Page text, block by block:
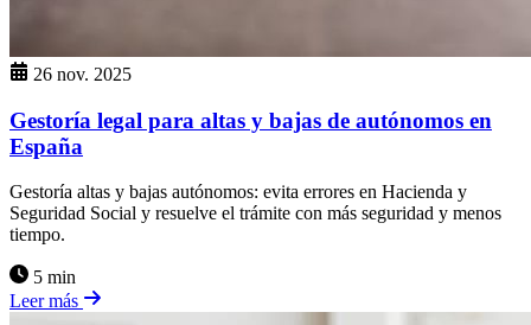
26 nov. 2025
Gestoría legal para altas y bajas de autónomos en
España
Gestoría altas y bajas autónomos: evita errores en Hacienda y
Seguridad Social y resuelve el trámite con más seguridad y menos
tiempo.
5 min
Leer más